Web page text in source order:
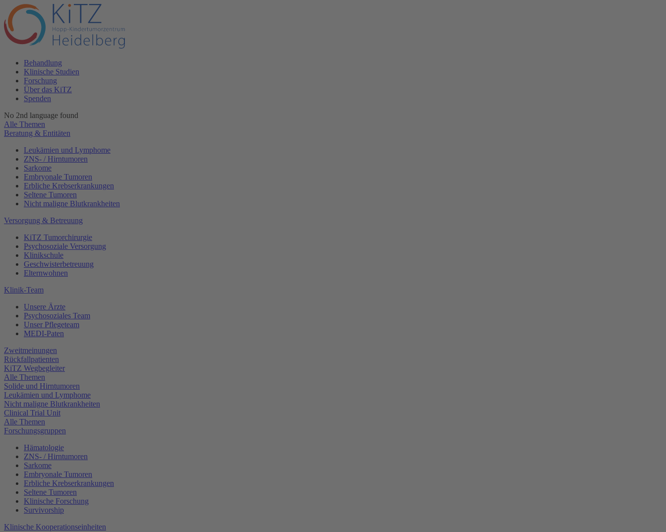
Behandlung
Klinische Studien
Forschung
Über das KiTZ
Spenden
No 2nd language found
Alle Themen
Beratung & Entitäten
Leukämien und Lymphome
ZNS- / Hirntumoren
Sarkome
Embryonale Tumoren
Erbliche Krebserkrankungen
Seltene Tumoren
Nicht maligne Blutkrankheiten
Versorgung & Betreuung
KiTZ Tumorchirurgie
Psychosoziale Versorgung
Klinikschule
Geschwisterbetreuung
Elternwohnen
Klinik-Team
Unsere Ärzte
Psychosoziales Team
Unser Pflegeteam
MEDI-Paten
Zweitmeinungen
Rückfallpatienten
KiTZ Wegbegleiter
Alle Themen
Solide und Hirntumoren
Leukämien und Lymphome
Nicht maligne Blutkrankheiten
Clinical Trial Unit
Alle Themen
Forschungsgruppen
Hämatologie
ZNS- / Hirntumoren
Sarkome
Embryonale Tumoren
Erbliche Krebserkrankungen
Seltene Tumoren
Klinische Forschung
Survivorship
Klinische Kooperationseinheiten